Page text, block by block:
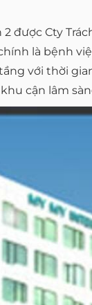
được Cty
là bệnh
với thời
cận lâm